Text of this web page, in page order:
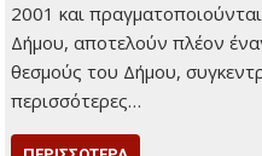
2001 και
Δήμου, αποτελούν πλέον
θεσμούς του Δήμου,
περισσότερες…